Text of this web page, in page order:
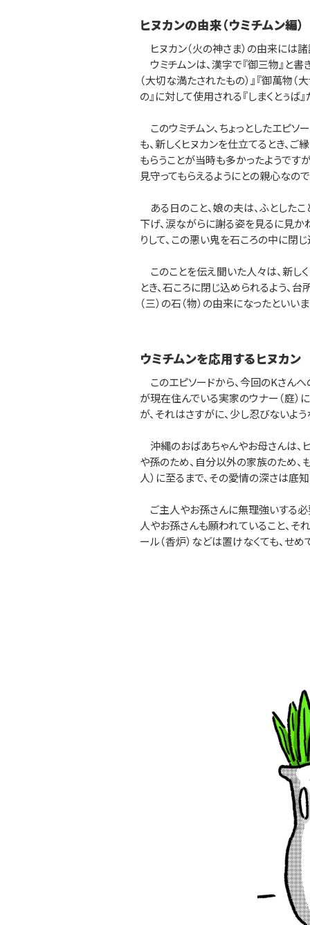
ヒヌカンの由来（ウミチムン編）
ヒヌカン（火の神さま）の由来には
ウミチムンは、漢字で『御三物』と書
（大切な満たされたもの）』『御萬物（
の』に対して使用される『しまくとぅば
このウミチムン、ちょっとしたエピ
も、新しくヒヌカンを仕立てるとき、
もらうことが当時も多かったようです
見守ってもらえるようにとの親心なので
ある日のこと、娘の夫は、ふとした
下げ、涙ながらに謝る姿を見るに見か
りして、この悪い鬼を石ころの中に閉
このことを伝え聞いた人々は、新し
とき、石ころに閉じ込められるよう、
（三）の石（物）の由来になったといいま
ウミチムンを応用するヒヌカン
このエピソードから、今回のKさん
が現在住んでいる実家のウナー（庭）
が、それはさすがに、少し忍びないよ
沖縄のおばあちゃんやお母さんは、
や孫のため、自分以外の家族のため、
人）に至るまで、その愛情の深さは底
ご主人やお孫さんに無理強いする必
人やお孫さんも願われていること、そ
ール（香炉）などは置けなくても、せ